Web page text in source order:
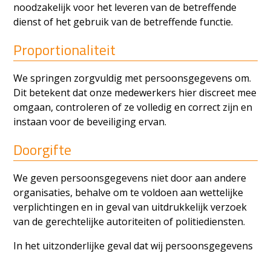
noodzakelijk voor het leveren van de betreffende
dienst of het gebruik van de betreffende functie.
Proportionaliteit
We springen zorgvuldig met persoonsgegevens om.
Dit betekent dat onze medewerkers hier discreet mee
omgaan, controleren of ze volledig en correct zijn en
instaan voor de beveiliging ervan.
Doorgifte
We geven persoonsgegevens niet door aan andere
organisaties, behalve om te voldoen aan wettelijke
verplichtingen en in geval van uitdrukkelijk verzoek
van de gerechtelijke autoriteiten of politiediensten.
In het uitzonderlijke geval dat wij persoonsgegevens